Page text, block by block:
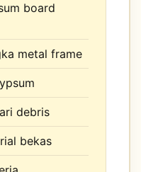
board
metal frame
debris
bekas